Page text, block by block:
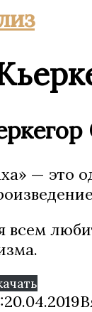
— это
всем